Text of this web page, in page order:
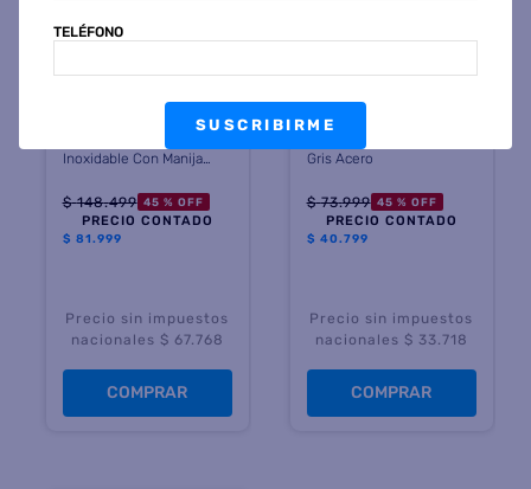
Inoxidable Con Manija
$ 148.499 45 % OFF
PRECIO CONTADO
$ 81.999
Precio sin impuestos
nacionales $ 67.768
COMPRAR
Vaso Termico CONTIGO
Gris Acero
$ 73.999 45 % OFF
PRECIO CONTADO
$ 40.799
Precio sin impuestos
nacionales $ 33.718
COMPRAR
TELÉFONO
SUSCRIBIRME